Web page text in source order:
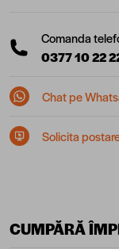
Comanda
0377 10 22
Chat pe
Solicita
CUMPĂRĂ